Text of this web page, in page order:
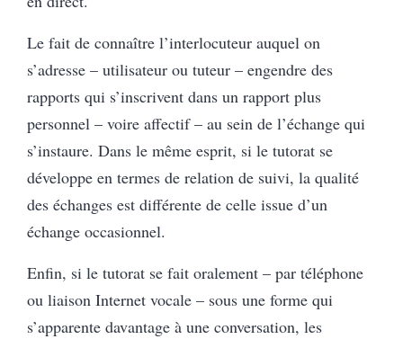
Le fait de connaître l’interlocuteur auquel on
s’adresse – utilisateur ou tuteur – engendre des
rapports qui s’inscrivent dans un rapport plus
personnel – voire affectif – au sein de l’échange qui
s’instaure. Dans le même esprit, si le tutorat se
développe en termes de relation de suivi, la qualité
des échanges est différente de celle issue d’un
échange occasionnel.
Enfin, si le tutorat se fait oralement – par téléphone
ou liaison Internet vocale – sous une forme qui
s’apparente davantage à une conversation, les